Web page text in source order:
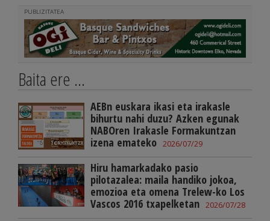
PUBLIZITATEA
Baita ere ...
AEBn euskara ikasi eta irakasle
bihurtu nahi duzu? Azken egunak
NABOren Irakasle Formakuntzan
izena emateko 2026/07/29
Hiru hamarkadako pasio
pilotazalea: maila handiko jokoa,
emozioa eta omena Trelew-ko Los
Vascos 2016 txapelketan 2026/07/28